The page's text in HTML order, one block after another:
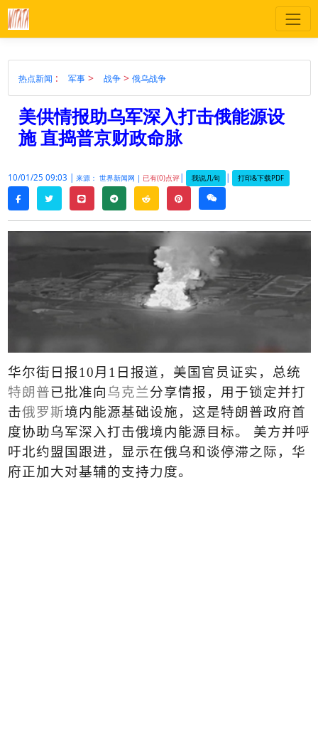
热点新闻 : 军事> 战争 > 俄乌战争
美供情报助乌军深入打击俄能源设
施 直捣普京财政命脉
10/01/25 09:03 | 来源： 世界新闻网 | 已有(0)点评| 我说几句 | 打印&下载PDF
facebooktwitterline telegramreddit pinterestweixin
华尔街日报10月 1 日报道，美国官员证实，总统
特朗普已批准向乌克兰分享情报，用于锁定并打
击俄罗斯境内能源基础设施，这是特朗普政府首
度协助乌军深入打击俄境内能源目标。 美方并呼
吁北约盟国跟进，显示在俄乌和谈停滞之际，华
府正加大对基辅的支持力度。